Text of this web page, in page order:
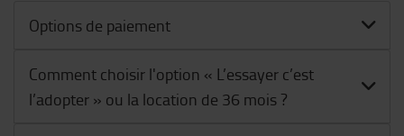
Options de paiement
Comment choisir l'option « L’essayer c’est
l’adopter » ou la location de 36 mois ?